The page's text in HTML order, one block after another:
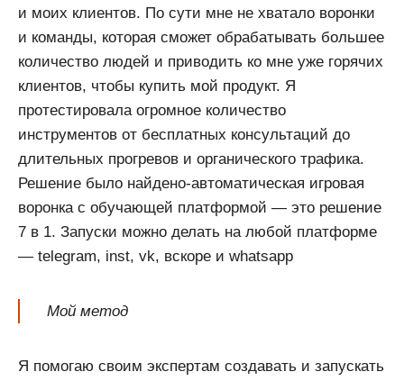
и моих клиентов. По сути мне не хватало воронки
и команды, которая сможет обрабатывать большее
количество людей и приводить ко мне уже горячих
клиентов, чтобы купить мой продукт. Я
протестировала огромное количество
инструментов от бесплатных консультаций до
длительных прогревов и органического трафика.
Решение было найдено-автоматическая игровая
воронка с обучающей платформой — это решение
7 в 1. Запуски можно делать на любой платформе
— telegram, inst, vk, вскоре и whatsapp
Мой метод
Я помогаю своим экспертам создавать и запускать